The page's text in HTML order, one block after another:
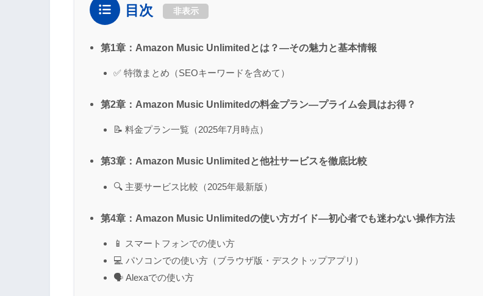
目次 非表示
第1章：Amazon Music Unlimitedとは？―その魅力と基本情報
✅ 特徴まとめ（SEOキーワードを含めて）
第2章：Amazon Music Unlimitedの料金プラン―プライム会員はお得？
📝 料金プラン一覧（2025年7月時点）
第3章：Amazon Music Unlimitedと他社サービスを徹底比較
🔍 主要サービス比較（2025年最新版）
第4章：Amazon Music Unlimitedの使い方ガイド―初心者でも迷わない操作方法
📱 スマートフォンでの使い方
💻 パソコンでの使い方（ブラウザ版・デスクトップアプリ）
🗣 Alexaでの使い方